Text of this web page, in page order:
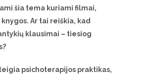
šia tema kuriami filmai,
Ar tai reiškia, kad
klausimai – tiesiog
psichoterapijos praktikas,